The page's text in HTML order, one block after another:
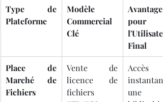
Type de
Plateforme
Modèle
Commercial
Clé
Avantage
pour
Final
Place de
Marché de
Fichiers
Vente de
licence de
fichiers
Accès
une